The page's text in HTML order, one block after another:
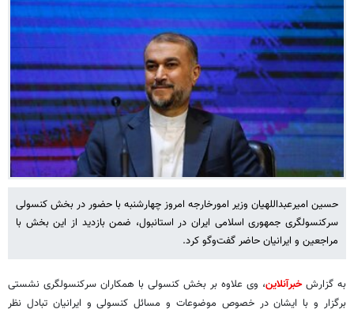
حسین امیرعبداللهیان وزیر امورخارجه امروز چهارشنبه با حضور در بخش کنسولی
سرکنسولگری جمهوری اسلامی ایران در استانبول، ضمن بازدید از این بخش با
مراجعین و ایرانیان حاضر گفت‌وگو کرد.
به گزارشخبرآنلاین، وی علاوه بر بخش کنسولی با همکاران سرکنسولگری نشستی
برگزار و با ایشان در خصوص موضوعات و مسائل کنسولی و ایرانیان تبادل نظر